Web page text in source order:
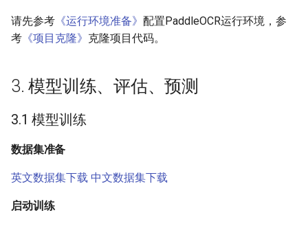
请先参考 《运行环境准备》 配置PaddleOCR运行环境，参
考 《项目克隆》 克隆项目代码。
3. 模型训练、评估、预测
3.1 模型训练
数据集准备
英文数据集下载 中文数据集下载
启动训练